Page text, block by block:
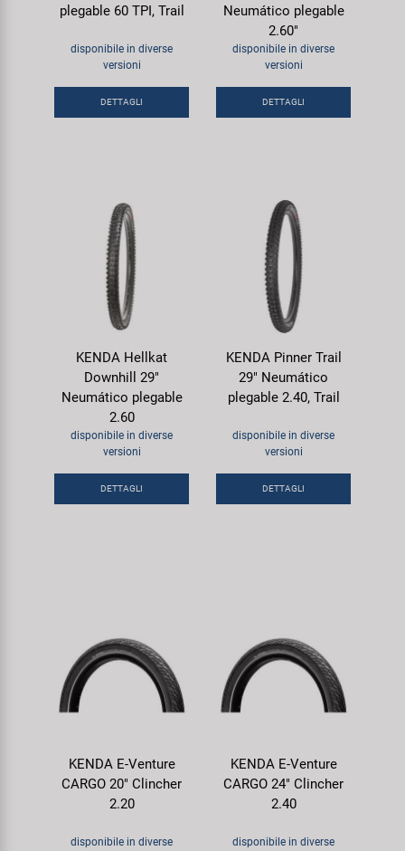
plegable 60 TPI, Trail
disponibile in diverse
versioni
DETTAGLI
Neumático plegable
2.60"
disponibile in diverse
versioni
DETTAGLI
KENDA Hellkat
Downhill 29"
Neumático plegable
2.60
disponibile in diverse
versioni
DETTAGLI
KENDA Pinner Trail
29" Neumático
plegable 2.40, Trail
disponibile in diverse
versioni
DETTAGLI
KENDA E-Venture
CARGO 20" Clincher
2.20
disponibile in diverse
KENDA E-Venture
CARGO 24" Clincher
2.40
disponibile in diverse